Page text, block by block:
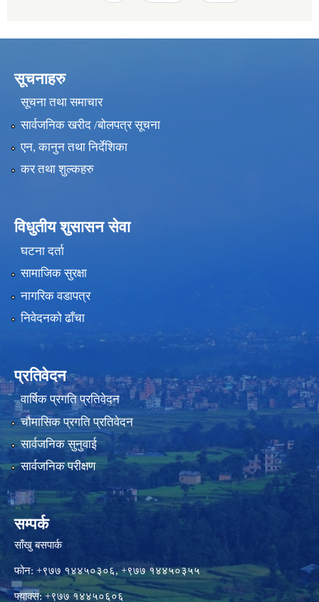
सूचनाहरु
सूचना तथा समाचार
सार्वजनिक खरीद /बोलपत्र सूचना
एन, कानुन तथा निर्देशिका
कर तथा शुल्कहरु
विधुतीय शुसासन सेवा
घटना दर्ता
सामाजिक सुरक्षा
नागरिक वडापत्र
निवेदनको ढाँचा
प्रतिवेदन
वार्षिक प्रगति प्रतिवेदन
चौमासिक प्रगति प्रतिवेदन
सार्वजनिक सुनुवाई
सार्वजनिक परीक्षण
सम्पर्क
साँखु बसपार्क
फोन: +९७७ १४४५०३०६, +९७७ १४४५०३५५
फ्याक्स: +९७७ १४४५०६०६